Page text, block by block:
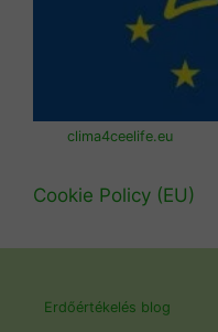
clima4ceelife.eu
Cookie Policy (EU)
Erdőértékelés blog